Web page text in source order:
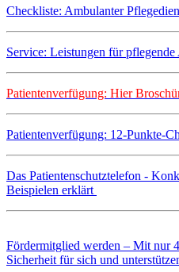
Checkliste: Ambulanter
Service: Leistungen für
Patientenverfügung: Hier
Patientenverfügung: 12-Punkte-
Das Patientenschutztelefon -
Beispielen erklärt
Fördermitglied werden – Mit nur
Sicherheit für sich und